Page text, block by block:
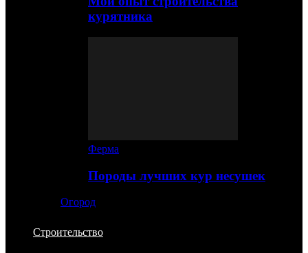
курятника
Ферма
Породы лучших кур несушек
Огород
Строительство